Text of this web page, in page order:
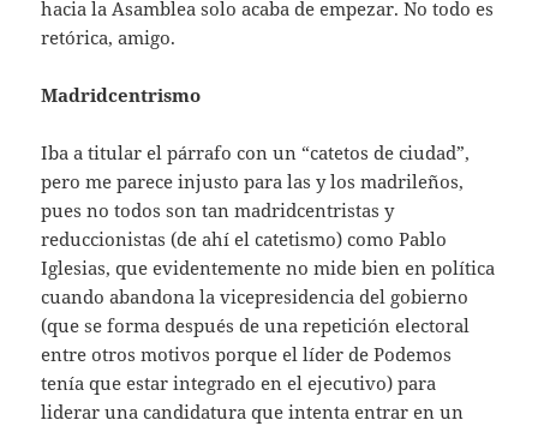
hacia la Asamblea solo acaba de empezar. No todo es
retórica, amigo.
Madridcentrismo
Iba a titular el párrafo con un “catetos de ciudad”,
pero me parece injusto para las y los madrileños,
pues no todos son tan madridcentristas y
reduccionistas (de ahí el catetismo) como Pablo
Iglesias, que evidentemente no mide bien en política
cuando abandona la vicepresidencia del gobierno
(que se forma después de una repetición electoral
entre otros motivos porque el líder de Podemos
tenía que estar integrado en el ejecutivo) para
liderar una candidatura que intenta entrar en un